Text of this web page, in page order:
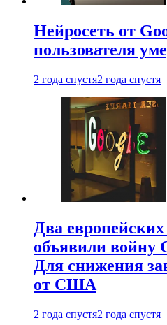
Нейросеть от
пользователя
2 года спустя2 года спустя
Два
объявили войну
Для снижения
от США
2 года спустя2 года спустя